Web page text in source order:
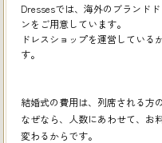
Dressesでは、海外のブランド
ンをご用意しています。
ドレスショップを運営してい
す。
結婚式の費用は、列席される方
なぜなら、人数にあわせて、お
変わるからです。